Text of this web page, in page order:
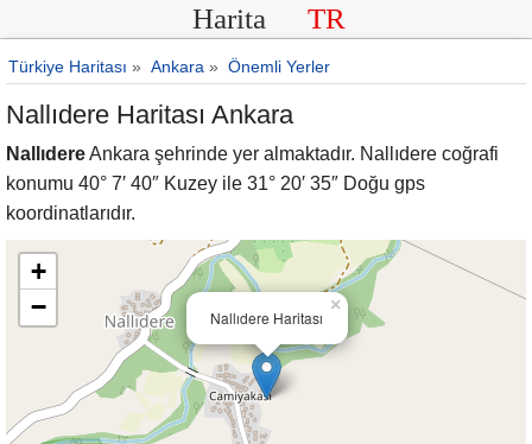
Harita TR
Türkiye Haritası » Ankara » Önemli Yerler
Nallıdere Haritası Ankara
NallıdereAnkara şehrinde yer almaktadır. Nallıdere coğrafi
konumu 40° 7′ 40″ Kuzey ile 31° 20′ 35″ Doğu gps
koordinatlarıdır.
Nallıdere Haritası
×
+
−